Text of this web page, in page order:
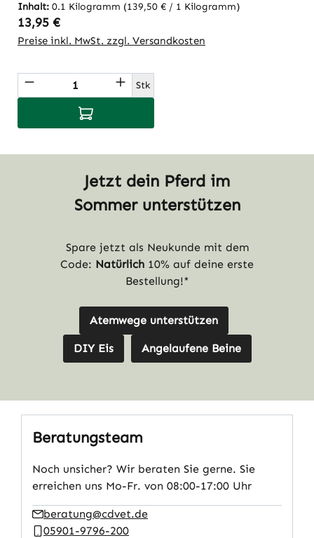
Inhalt: 0.1 Kilogramm (139,50 € / 1 Kilogramm)
Regulärer Preis:
13,95 €
Preise inkl. MwSt. zzgl. Versandkosten
Produkt Anzahl: Gib den gewünschten
Stk
In den Warenkorb
Jetzt dein Pferd im
Sommer unterstützen
Spare jetzt als Neukunde mit dem
Code: Natürlich 10% auf deine erste
Bestellung!*
Atemwege unterstützen
DIY Eis Angelaufene Beine
Beratungsteam
Noch unsicher? Wir beraten Sie gerne. Sie
erreichen uns Mo-Fr. von 08:00-17:00 Uhr
beratung@cdvet.de
05901-9796-200